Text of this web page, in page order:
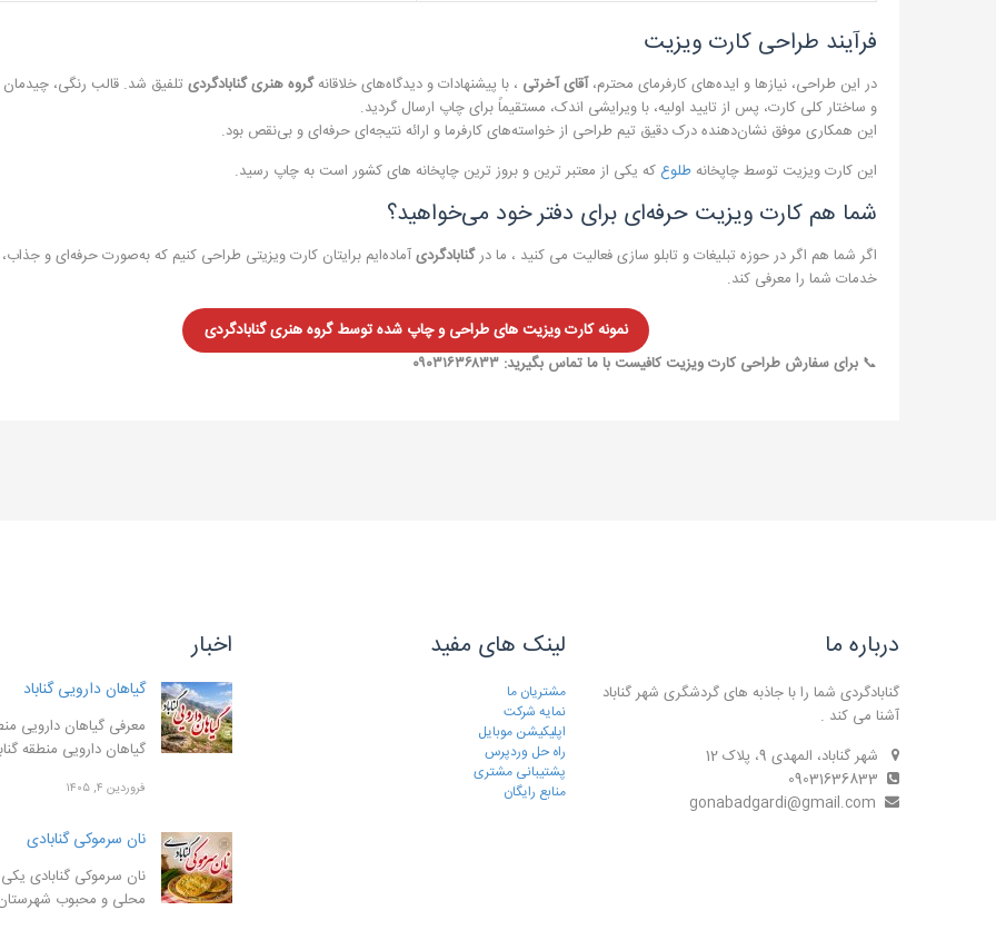
فرآیند طراحی کارت ویزیت
در این طراحی، نیازها و ایده‌های کارفرمای محترم،آقای آخرتی ، با پیشنهادات و دیدگاه‌های خلاقانهگروه هنری گنابادگردی تلفیق شد. قالب رنگی، چیدمان
و ساختار کلی کارت، پس از تایید اولیه، با ویرایشی اندک، مستقیماً برای چاپ ارسال گردید.
این همکاری موفق نشان‌دهنده درک دقیق تیم طراحی از خواسته‌های کارفرما و ارائه نتیجه‌ای حرفه‌ای و بی‌نقص بود.
این کارت ویزیت توسط چاپخانهطلوع که یکی از معتبر ترین و بروز ترین چاپخانه های کشور است به چاپ رسید.
شما هم کارت ویزیت حرفه‌ای برای دفتر خود می‌خواهید؟
اگر شما هم اگر در حوزه تبلیغات و تابلو سازی فعالیت می کنید ، ما درگنابادگردیآماده‌ایم برایتان کارت ویزیتی طراحی کنیم که به‌صورت حرفه‌ای و جذاب،
خدمات شما را معرفی کند.
نمونه کارت ویزیت های طراحی و چاپ شده توسط گروه هنری گنابادگردی
📞 برای سفارش طراحی کارت ویزیت کافیست با ما تماس بگیرید: ۰۹۰۳۱۶۳۶۸۳۳
درباره ما
گنابادگردی شما را با جاذبه های گردشگری شهر گناباد
آشنا می کند .
شهر گناباد، المهدی 9، پلاک 12
لینک های مفید
مشتریان ما
نمایه شرکت
اپلیکیشن موبایل
راه حل وردپرس
پشتیبانی مشتری
منابع رایگان
اخبار
گیاهان دارویی گناباد
معرفی گیاهان دارویی
گیاهان دارویی منطقه
فروردین ۴, ۱۴۰۵
نان سرموکی گنابادی
نان سرموکی گنابادی
محلی و محبوب